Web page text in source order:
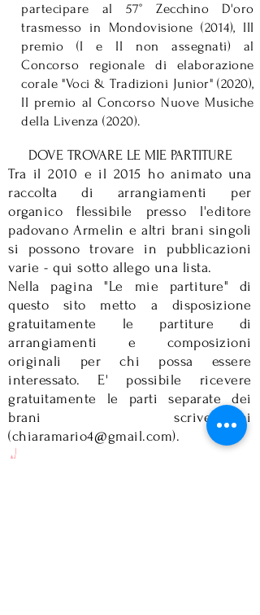
partecipare al 57° Zecchino D'oro
trasmesso in Mondovisione (2014), III
premio (I e II non assegnati) al
Concorso regionale di elaborazione
corale "Voci & Tradizioni Junior" (2020),
II premio al Concorso Nuove Musiche
della Livenza (2020).
DOVE TROVARE LE MIE PARTITURE
Tra il 2010 e il 2015 ho animato una
raccolta di arrangiamenti per
organico flessibile presso l'editore
padovano Armelin e altri brani singoli
si possono trovare in pubblicazioni
varie - qui sotto allego una lista.
Nella pagina "Le mie partiture" di
questo sito metto a disposizione
gratuitamente le partiture di
arrangiamenti e composizioni
originali per chi possa essere
interessato. E' possibile ricevere
gratuitamente le parti separate dei
brani scrivendomi
(chiaramario4@gmail.com).